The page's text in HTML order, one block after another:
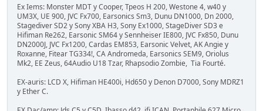
Ex Iems: Monster MDT y Cooper, Tpeos H 200, Westone 4, w40 y
UM3X, UE 900, JVC Fx700, Earsonics Sm3, Dunu DN1000, Dn 2000,
Stagediver SD2 y Sony XBA H3, Sony Ex1000, StageDiver SD3 e
Hifiman Re262, Earsonic SM64 y Sennheiser IE800, JVC Fx850, Dunu
DN2000J, JVC Fx1200, Cardas EM853, Earsonic Velvet, AK Angie y
Roxanne, Fitear TG334!, CA Andromeda, Earsonics SEM9, Oriolus
Mk2, EE Zeus, 64Audio U18 Tzar, Rhapsodio Zombie, Tia Fourté.
EX-auris: LCD X, Hifiman HE400i, Hd650 y Denon D7000, Sony MDRZ1
y Ether C.